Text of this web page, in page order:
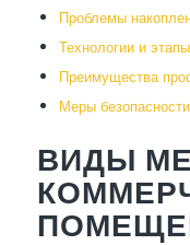
Проблемы
Технологии и
Преимущества
Меры
ВИДЫ